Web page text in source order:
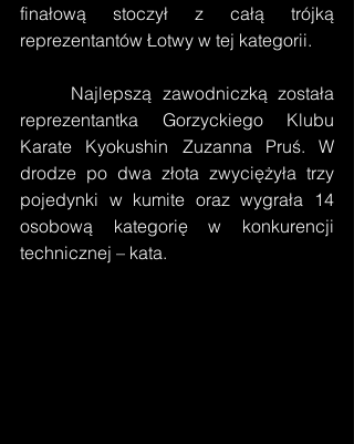
finałową stoczył z całą trójką
reprezentantów Łotwy w tej kategorii.
reprezentantka Gorzyckiego Klubu
Karate Kyokushin Zuzanna Pruś. W
drodze po dwa złota zwyciężyła trzy
pojedynki w kumite oraz wygrała 14
osobową kategorię w konkurencji
technicznej – kata.